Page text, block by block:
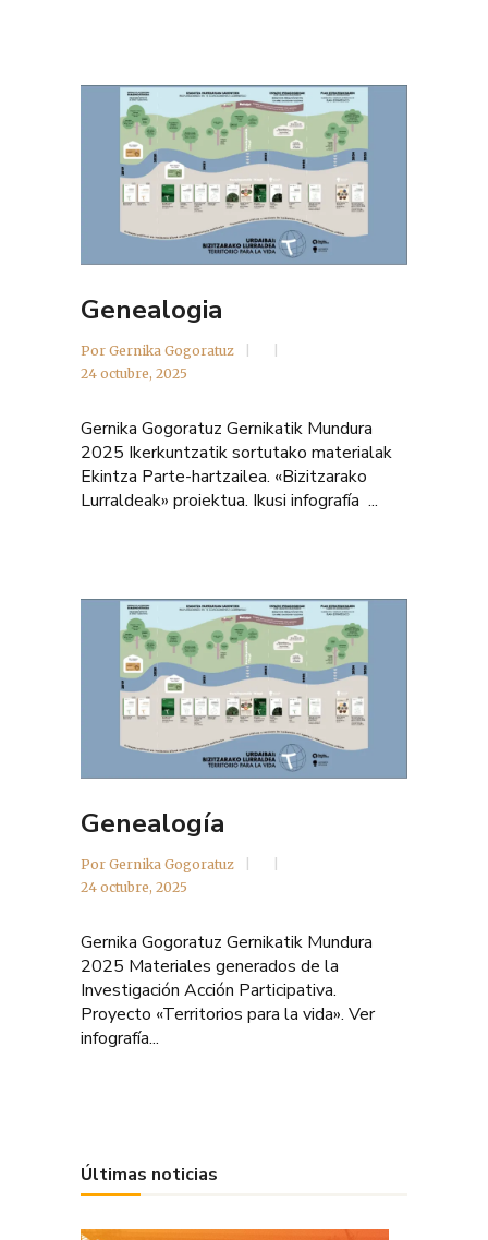
Genealogia
Por Gernika Gogoratuz
24 octubre, 2025
Gernika Gogoratuz Gernikatik Mundura
2025 Ikerkuntzatik sortutako materialak
Ekintza Parte-hartzailea. «Bizitzarako
Lurraldeak» proiektua. Ikusi infografía ...
Genealogía
Por Gernika Gogoratuz
24 octubre, 2025
Gernika Gogoratuz Gernikatik Mundura
2025 Materiales generados de la
Investigación Acción Participativa.
Proyecto «Territorios para la vida». Ver
infografía...
Últimas noticias